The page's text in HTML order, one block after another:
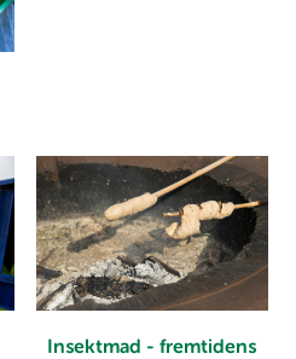
Insektmad - fremtidens